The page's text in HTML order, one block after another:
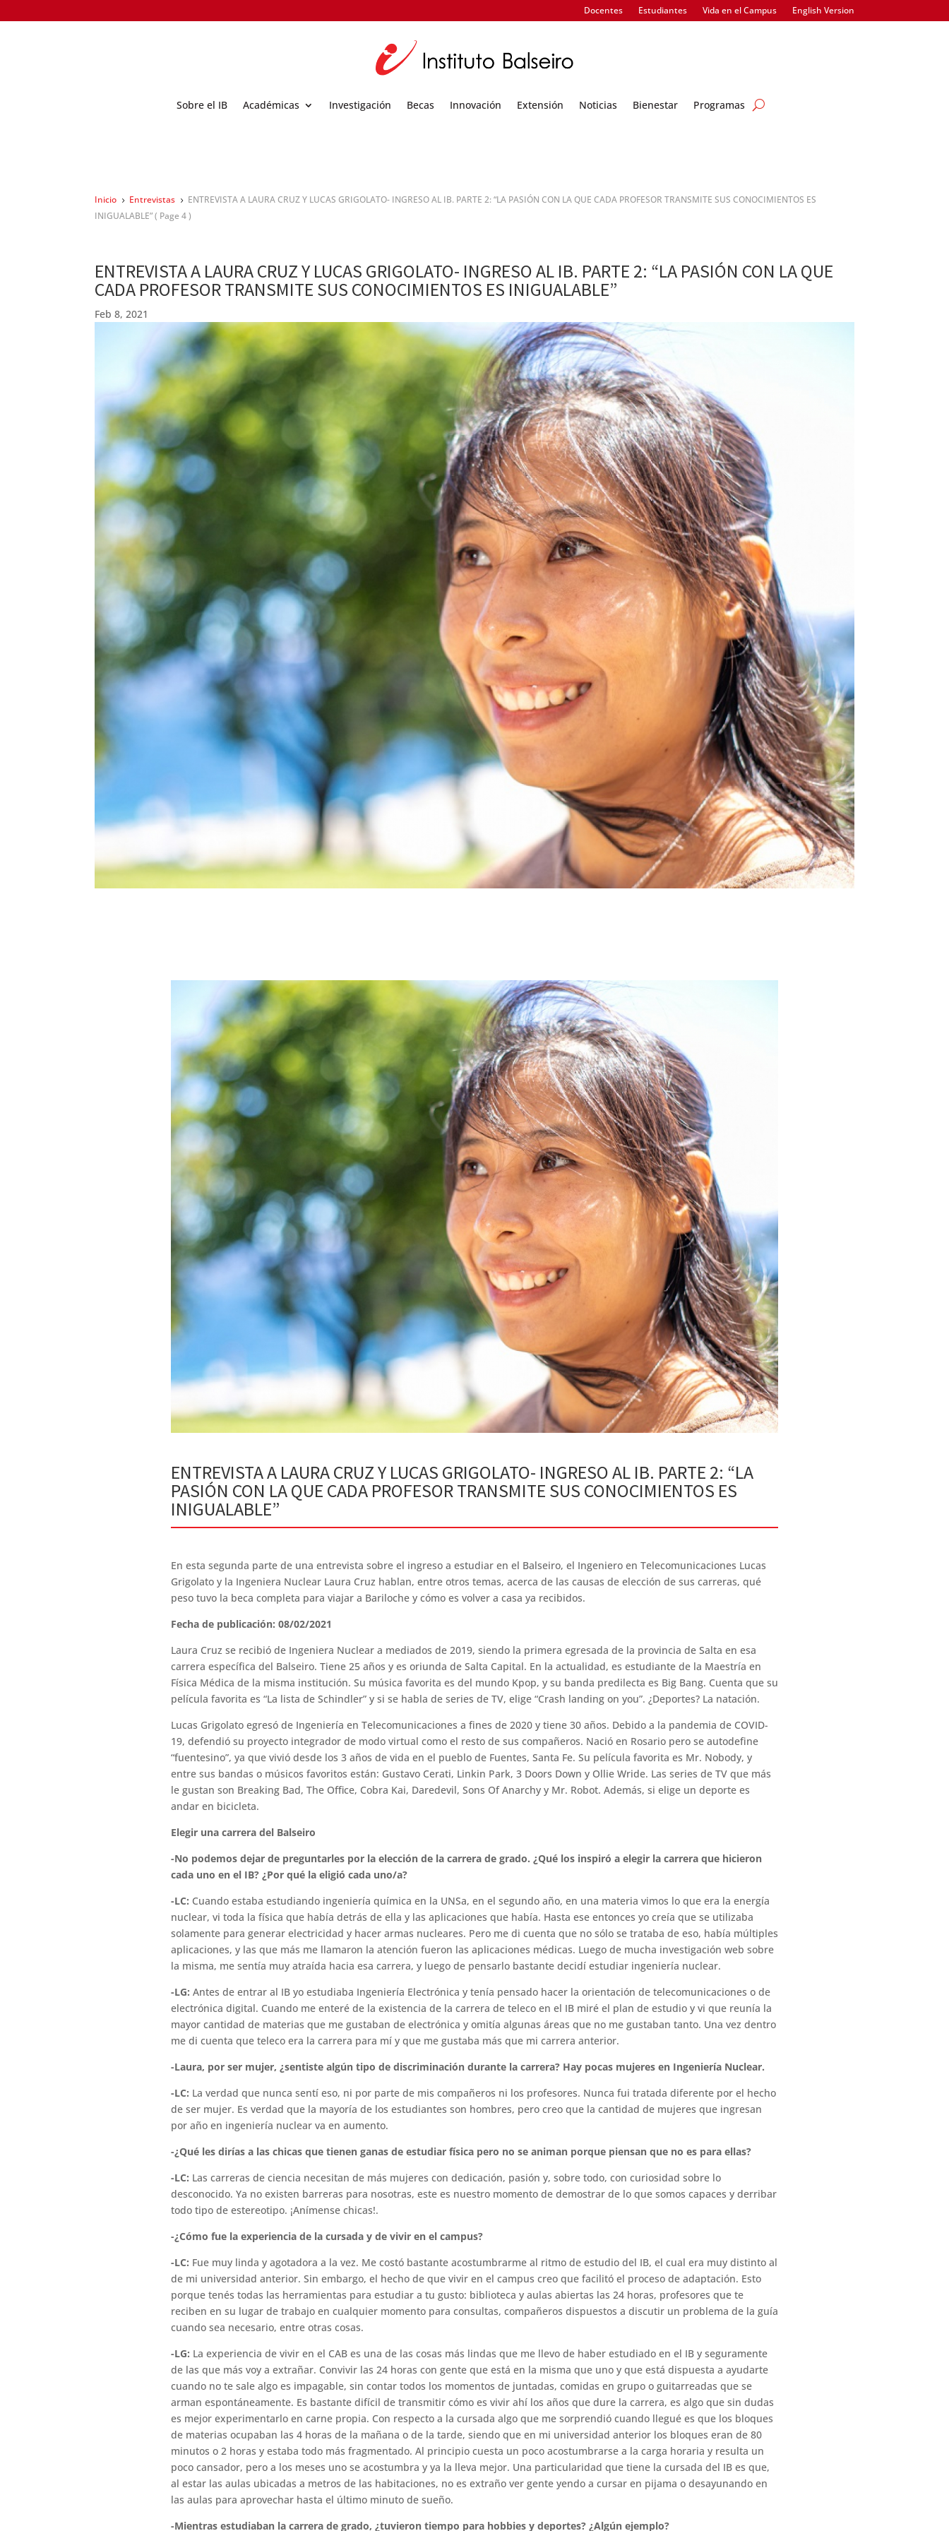
Docentes Estudiantes Vida en el Campus English Version
Sobre el IB Académicas Investigación Becas Innovación Extensión Noticias Bienestar Programas
Inicio 5 Entrevistas 5
ENTREVISTA A LAURA CRUZ Y LUCAS GRIGOLATO- INGRESO AL IB. PARTE 2: “LA PASIÓN CON LA QUE CADA PROFESOR TRANSMITE SUS CONOCIMIENTOS ES
INIGUALABLE”( Page 4 )
ENTREVISTA A LAURA CRUZ Y LUCAS GRIGOLATO- INGRESO AL IB. PARTE 2: “LA PASIÓN CON LA QUE
CADA PROFESOR TRANSMITE SUS CONOCIMIENTOS ES INIGUALABLE”
Feb 8, 2021
ENTREVISTA A LAURA CRUZ Y LUCAS GRIGOLATO- INGRESO AL IB. PARTE 2: “LA
PASIÓN CON LA QUE CADA PROFESOR TRANSMITE SUS CONOCIMIENTOS ES
INIGUALABLE”
En esta segunda parte de una entrevista sobre el ingreso a estudiar en el Balseiro, el Ingeniero en Telecomunicaciones Lucas
Grigolato y la Ingeniera Nuclear Laura Cruz hablan, entre otros temas, acerca de las causas de elección de sus carreras, qué
peso tuvo la beca completa para viajar a Bariloche y cómo es volver a casa ya recibidos.
Fecha de publicación: 08/02/2021
Laura Cruz se recibió de Ingeniera Nuclear a mediados de 2019, siendo la primera egresada de la provincia de Salta en esa
carrera específica del Balseiro. Tiene 25 años y es oriunda de Salta Capital. En la actualidad, es estudiante de la Maestría en
Física Médica de la misma institución. Su música favorita es del mundo Kpop, y su banda predilecta es Big Bang. Cuenta que su
película favorita es “La lista de Schindler” y si se habla de series de TV, elige “Crash landing on you”. ¿Deportes? La natación.
Lucas Grigolato egresó de Ingeniería en Telecomunicaciones a fines de 2020 y tiene 30 años. Debido a la pandemia de COVID-
19, defendió su proyecto integrador de modo virtual como el resto de sus compañeros. Nació en Rosario pero se autodefine
“fuentesino”, ya que vivió desde los 3 años de vida en el pueblo de Fuentes, Santa Fe. Su película favorita es Mr. Nobody, y
entre sus bandas o músicos favoritos están: Gustavo Cerati, Linkin Park, 3 Doors Down y Ollie Wride. Las series de TV que más
le gustan son Breaking Bad, The Office, Cobra Kai, Daredevil, Sons Of Anarchy y Mr. Robot. Además, si elige un deporte es
andar en bicicleta.
Elegir una carrera del Balseiro
-No podemos dejar de preguntarles por la elección de la carrera de grado. ¿Qué los inspiró a elegir la carrera que hicieron
cada uno en el IB? ¿Por qué la eligió cada uno/a?
-LC: Cuando estaba estudiando ingeniería química en la UNSa, en el segundo año, en una materia vimos lo que era la energía
nuclear, vi toda la física que había detrás de ella y las aplicaciones que había. Hasta ese entonces yo creía que se utilizaba
solamente para generar electricidad y hacer armas nucleares. Pero me di cuenta que no sólo se trataba de eso, había múltiples
aplicaciones, y las que más me llamaron la atención fueron las aplicaciones médicas. Luego de mucha investigación web sobre
la misma, me sentía muy atraída hacia esa carrera, y luego de pensarlo bastante decidí estudiar ingeniería nuclear.
-LG: Antes de entrar al IB yo estudiaba Ingeniería Electrónica y tenía pensado hacer la orientación de telecomunicaciones o de
electrónica digital. Cuando me enteré de la existencia de la carrera de teleco en el IB miré el plan de estudio y vi que reunía la
mayor cantidad de materias que me gustaban de electrónica y omitía algunas áreas que no me gustaban tanto. Una vez dentro
me di cuenta que teleco era la carrera para mí y que me gustaba más que mi carrera anterior.
-Laura, por ser mujer, ¿sentiste algún tipo de discriminación durante la carrera? Hay pocas mujeres en Ingeniería Nuclear.
-LC: La verdad que nunca sentí eso, ni por parte de mis compañeros ni los profesores. Nunca fui tratada diferente por el hecho
de ser mujer. Es verdad que la mayoría de los estudiantes son hombres, pero creo que la cantidad de mujeres que ingresan
por año en ingeniería nuclear va en aumento.
-¿Qué les dirías a las chicas que tienen ganas de estudiar física pero no se animan porque piensan que no es para ellas?
-LC: Las carreras de ciencia necesitan de más mujeres con dedicación, pasión y, sobre todo, con curiosidad sobre lo
desconocido. Ya no existen barreras para nosotras, este es nuestro momento de demostrar de lo que somos capaces y derribar
todo tipo de estereotipo. ¡Anímense chicas!.
-¿Cómo fue la experiencia de la cursada y de vivir en el campus?
-LC: Fue muy linda y agotadora a la vez. Me costó bastante acostumbrarme al ritmo de estudio del IB, el cual era muy distinto al
de mi universidad anterior. Sin embargo, el hecho de que vivir en el campus creo que facilitó el proceso de adaptación. Esto
porque tenés todas las herramientas para estudiar a tu gusto: biblioteca y aulas abiertas las 24 horas, profesores que te
reciben en su lugar de trabajo en cualquier momento para consultas, compañeros dispuestos a discutir un problema de la guía
cuando sea necesario, entre otras cosas.
-LG: La experiencia de vivir en el CAB es una de las cosas más lindas que me llevo de haber estudiado en el IB y seguramente
de las que más voy a extrañar. Convivir las 24 horas con gente que está en la misma que uno y que está dispuesta a ayudarte
cuando no te sale algo es impagable, sin contar todos los momentos de juntadas, comidas en grupo o guitarreadas que se
arman espontáneamente. Es bastante difícil de transmitir cómo es vivir ahí los años que dure la carrera, es algo que sin dudas
es mejor experimentarlo en carne propia. Con respecto a la cursada algo que me sorprendió cuando llegué es que los bloques
de materias ocupaban las 4 horas de la mañana o de la tarde, siendo que en mi universidad anterior los bloques eran de 80
minutos o 2 horas y estaba todo más fragmentado. Al principio cuesta un poco acostumbrarse a la carga horaria y resulta un
poco cansador, pero a los meses uno se acostumbra y ya la lleva mejor. Una particularidad que tiene la cursada del IB es que,
al estar las aulas ubicadas a metros de las habitaciones, no es extraño ver gente yendo a cursar en pijama o desayunando en
las aulas para aprovechar hasta el último minuto de sueño.
-Mientras estudiaban la carrera de grado, ¿tuvieron tiempo para hobbies y deportes? ¿Algún ejemplo?